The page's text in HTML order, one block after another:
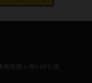
梅市根ヶ布1-652-18